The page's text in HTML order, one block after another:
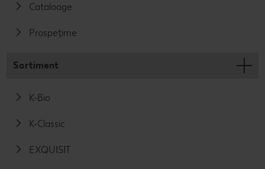
Cataloage
Prospețime
Sortiment
K-Bio
K-Classic
EXQUISIT